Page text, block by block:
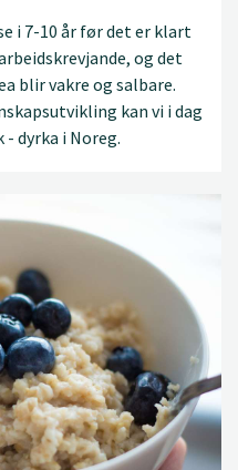
i 7-10 år før det er klart
og det
blir vakre og salbare.
kan vi i dag
dyrka i Noreg.